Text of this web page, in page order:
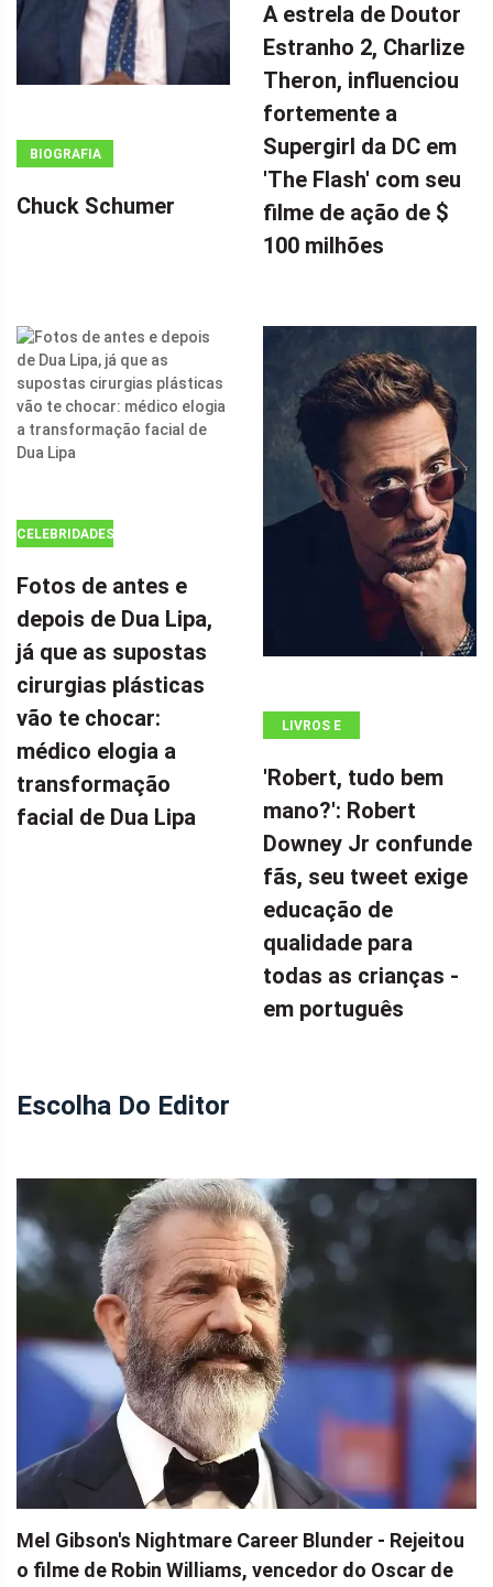
BIOGRAFIA
Chuck Schumer
(ADSBYGOOGLE
=
WINDOW.ADSBYGOOGLE
|| []).PUSH({});
A ESTRELA DE
DOUTOR
ESTRANHO 2,
CHARLIZE
THERON,
DA DC EM 'THE
FLASH' COM
SEU FILME DE
AÇÃO DE $ 100
MILHÕES POR
A estrela de Doutor
Estranho 2, Charlize
Theron, influenciou
fortemente a
Supergirl da DC em
'The Flash' com seu
filme de ação de $
100 milhões
CELEBRIDADES
Fotos de antes e
depois de Dua Lipa,
já que as supostas
cirurgias plásticas
vão te chocar:
médico elogia a
transformação
facial de Dua Lipa
LIVROS E
'Robert, tudo bem
mano?': Robert
Downey Jr confunde
fãs, seu tweet exige
educação de
qualidade para
todas as crianças -
em português
Escolha Do Editor
Mel Gibson's Nightmare Career Blunder - Rejeitou
o filme de Robin Williams, vencedor do Oscar de